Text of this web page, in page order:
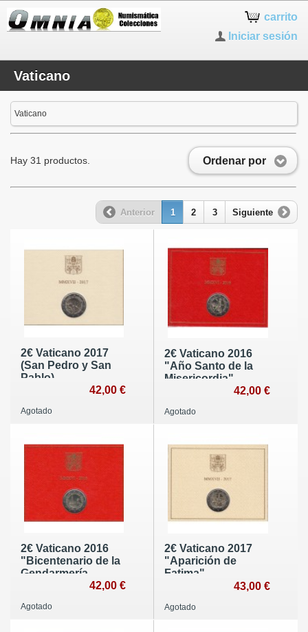
carrito
Iniciar sesión
Vaticano
Vaticano
Ordenar por
Hay 31 productos.
Anterior 1 2 3 Siguiente
2€ Vaticano 2017
(San Pedro y San
Pablo)
42,00 €
Agotado
2€ Vaticano 2016
"Año Santo de la
Misericordia"
42,00 €
Agotado
2€ Vaticano 2016
"Bicentenario de la
Gendarmería
42,00 €
Agotado
2€ Vaticano 2017
"Aparición de
Fatima"
43,00 €
Agotado